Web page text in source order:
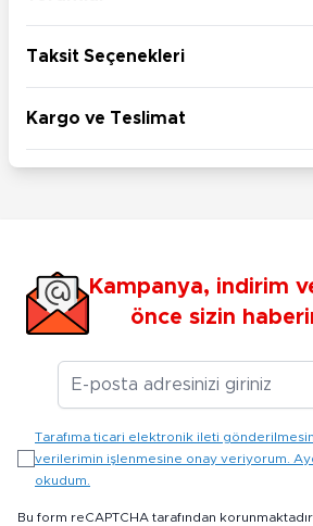
Taksit Seçenekleri
Kargo ve Teslimat
Kampanya, indirim
önce sizin
E-posta
Tarafıma ticari elektronik ileti
verilerimin işlenmesine onay veriyorum.
okudum.
Bu form reCAPTCHA tarafından